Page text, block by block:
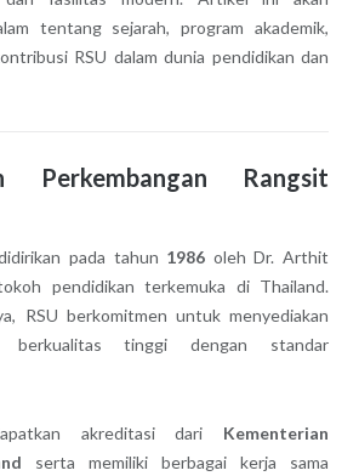
tentang sejarah, program akademik,
RSU dalam dunia pendidikan dan
Perkembangan Rangsit
pada tahun 1986 oleh Dr. Arthit
pendidikan terkemuka di Thailand.
RSU berkomitmen untuk menyediakan
berkualitas tinggi dengan standar
akreditasi dari Kementerian
serta memiliki berbagai kerja sama